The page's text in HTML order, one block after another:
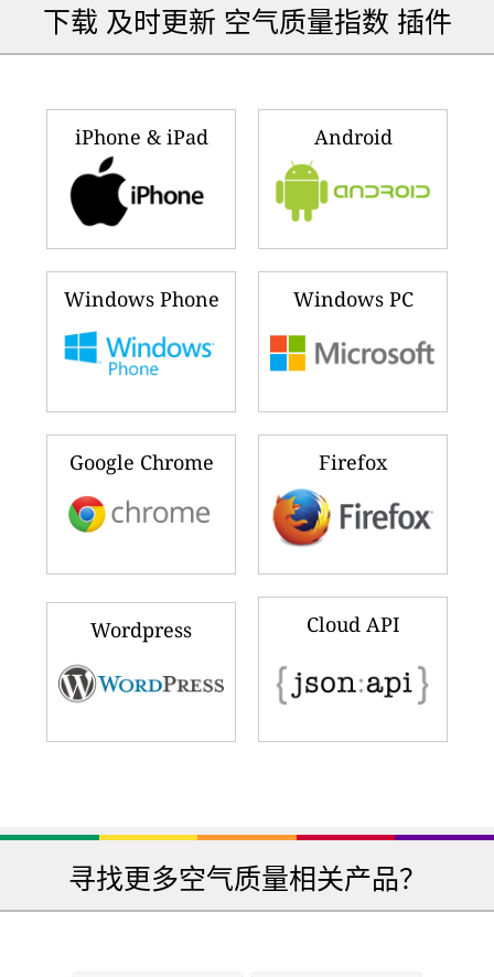
下载 及时更新 空气质量指数 插件
iPhone & iPad Android
Windows Phone Windows PC
Google Chrome Firefox
Wordpress Cloud API
寻找更多空气质量相关产品？